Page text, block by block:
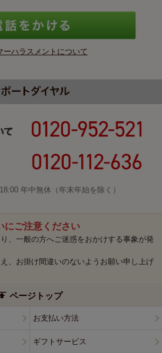
ーハラスメントについて
年中無休（年末年始を除く）
にご注意ください
、一般の方へご迷惑をおかけする事象が発
、お掛け間違いのないようお願い申し上げ
ページトップ
お支払い方法
ギフトサービス